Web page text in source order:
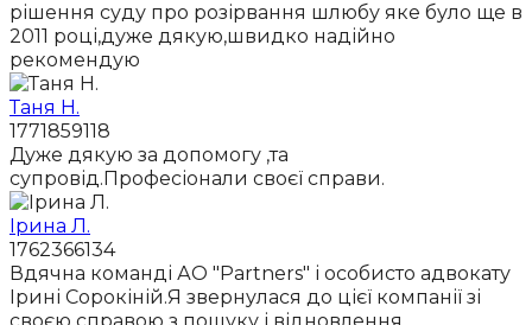
рішення суду про розірвання шлюбу яке було ще в
2011 році,дуже дякую,швидко надійно
рекомендую
Таня Н.
1771859118
Дуже дякую за допомогу ,та
супровід.Професіонали своєї справи.
Ірина Л.
1762366134
Вдячна команді АО "Partners" і особисто адвокату
Ірині Сорокіній.Я звернулася до цієї компанії зі
своєю справою з пошуку і відновлення